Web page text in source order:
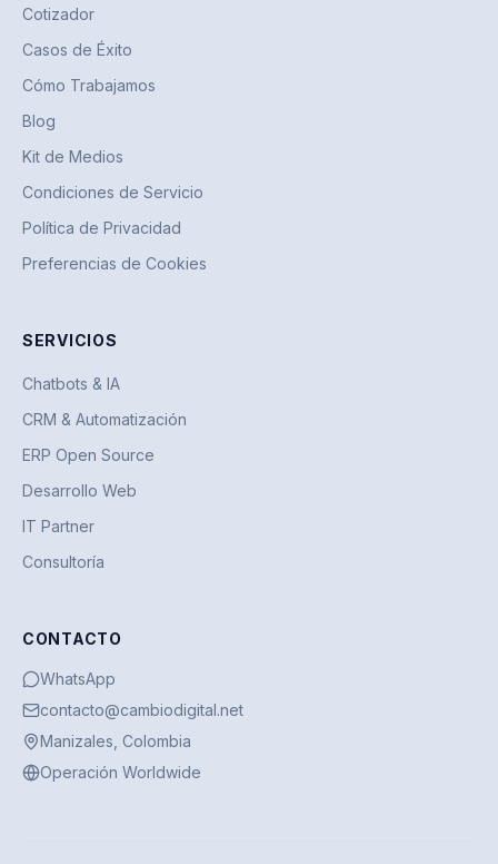
Cotizador
Casos de Éxito
Cómo Trabajamos
Blog
Kit de Medios
Condiciones de Servicio
Política de Privacidad
Preferencias de Cookies
SERVICIOS
Chatbots & IA
CRM & Automatización
ERP Open Source
Desarrollo Web
IT Partner
Consultoría
CONTACTO
WhatsApp
contacto@cambiodigital.net
Manizales, Colombia
Operación Worldwide